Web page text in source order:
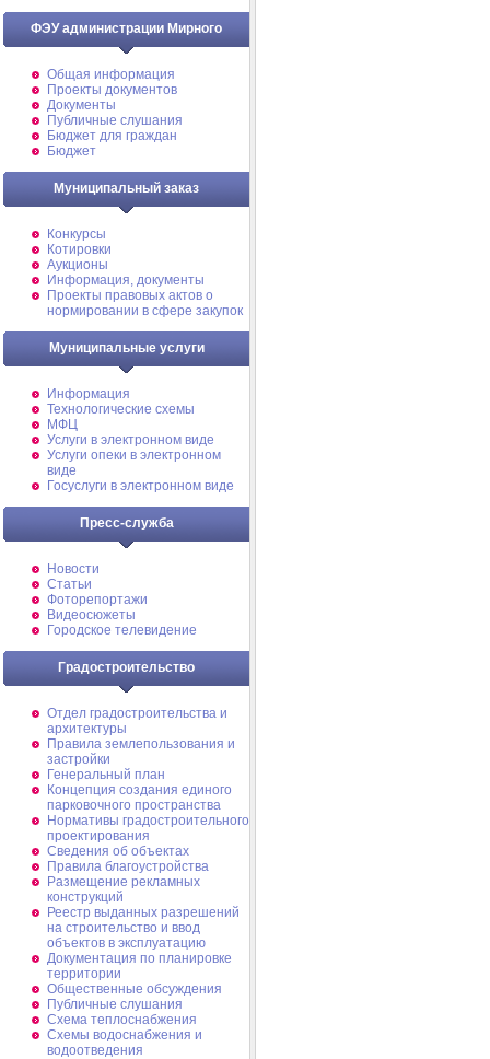
ФЭУ администрации Мирного
Общая информация
Проекты документов
Документы
Публичные слушания
Бюджет для граждан
Бюджет
Муниципальный заказ
Конкурсы
Котировки
Аукционы
Информация, документы
Проекты правовых актов о
нормировании в сфере закупок
Муниципальные услуги
Информация
Технологические схемы
МФЦ
Услуги в электронном виде
Услуги опеки в электронном
виде
Госуслуги в электронном виде
Пресс-служба
Новости
Статьи
Фоторепортажи
Видеосюжеты
Городское телевидение
Градостроительство
Отдел градостроительства и
архитектуры
Правила землепользования и
застройки
Генеральный план
Концепция создания единого
парковочного пространства
Нормативы градостроительного
проектирования
Сведения об объектах
Правила благоустройства
Размещение рекламных
конструкций
Реестр выданных разрешений
на строительство и ввод
объектов в эксплуатацию
Документация по планировке
территории
Общественные обсуждения
Публичные слушания
Схема теплоснабжения
Схемы водоснабжения и
водоотведения